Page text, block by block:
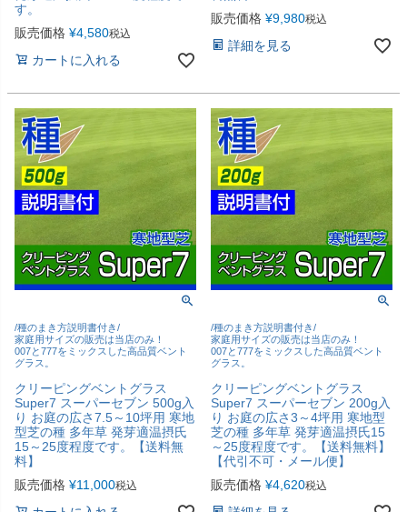
す。
販売価格 ¥4,580税込
カートに入れる
販売価格 ¥9,980税込
詳細を見る
/種のまき方説明書付き/
家庭用サイズの販売は当店のみ！
007と777をミックスした高品質ベント
グラス。
クリーピングベントグラス
Super7 スーパーセブン 500g入
り お庭の広さ7.5～10坪用 寒地
型芝の種 多年草 発芽適温摂氏
15～25度程度です。【送料無
料】
販売価格 ¥11,000税込
/種のまき方説明書付き/
家庭用サイズの販売は当店のみ！
007と777をミックスした高品質ベント
グラス。
クリーピングベントグラス
Super7 スーパーセブン 200g入
り お庭の広さ3～4坪用 寒地型
芝の種 多年草 発芽適温摂氏15
～25度程度です。【送料無料】
【代引不可・メール便】
販売価格 ¥4,620税込